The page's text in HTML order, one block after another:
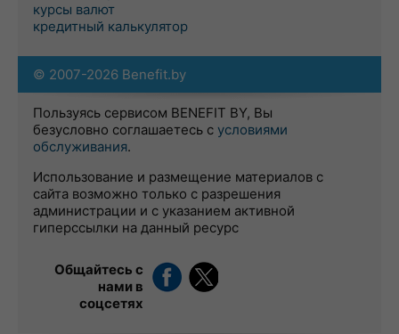
курсы валют
кредитный калькулятор
© 2007-2026 Benefit.by
Пользуясь сервисом BENEFIT BY, Вы
безусловно соглашаетесь с условиями
обслуживания.
Использование и размещение материалов с
сайта возможно только с разрешения
администрации и с указанием активной
гиперссылки на данный ресурс
Общайтесь с
нами в
соцсетях